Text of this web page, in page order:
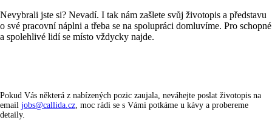
Nevybrali jste si? Nevadí. I tak nám zašlete svůj životopis a představu
o své pracovní náplni a třeba se na spolupráci domluvíme. Pro schopné
a spolehlivé lidí se místo vždycky najde.
Pokud Vás některá z nabízených pozic zaujala, neváhejte poslat životopis na
email jobs@callida.cz, moc rádi se s Vámi potkáme u kávy a probereme
detaily.